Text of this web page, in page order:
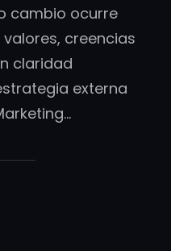
cambio ocurre
creencias
claridad
externa